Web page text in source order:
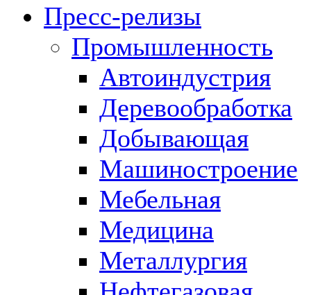
Пресс-релизы
Промышленность
Автоиндустрия
Деревообработка
Добывающая
Машиностроение
Мебельная
Медицина
Металлургия